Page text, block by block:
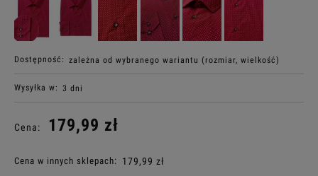
Dostępność: zależna od wybranego wariantu (rozmiar, wielkość)
Wysyłka w: 3 dni
Cena: 179,99 zł
Cena w innych sklepach: 179,99 zł